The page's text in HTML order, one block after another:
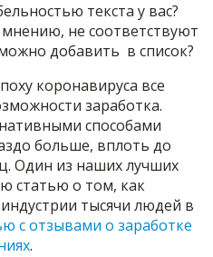
текста у вас?
не соответствуют
добавить в список?
коронавируса все
заработка.
способами
больше, вплоть до
Один из наших лучших
статью о том, как
тысячи людей в
с отзывами о заработке
.